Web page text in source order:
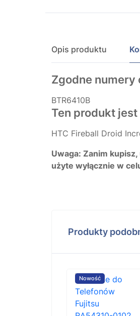
Opis produktu
Zgodne numery
BTR6410B
Ten produkt
HTC Fireball Droid
Uwaga: Zanim
użyte wyłącznie w
Produkty
Nowość